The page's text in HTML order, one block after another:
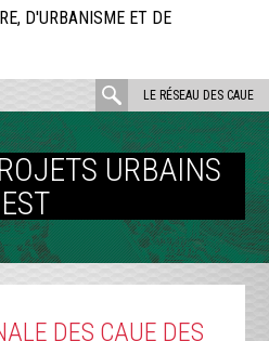
D'URBANISME ET DE
LE RÉSEAU DES CAUE
rechercher
:
URBAINS
DES CAUE DES